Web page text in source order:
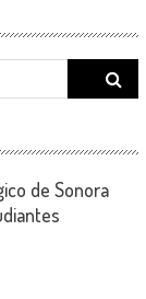
Search
for:
de Sonora